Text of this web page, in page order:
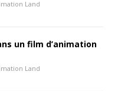
Land
un film d’animation
Land